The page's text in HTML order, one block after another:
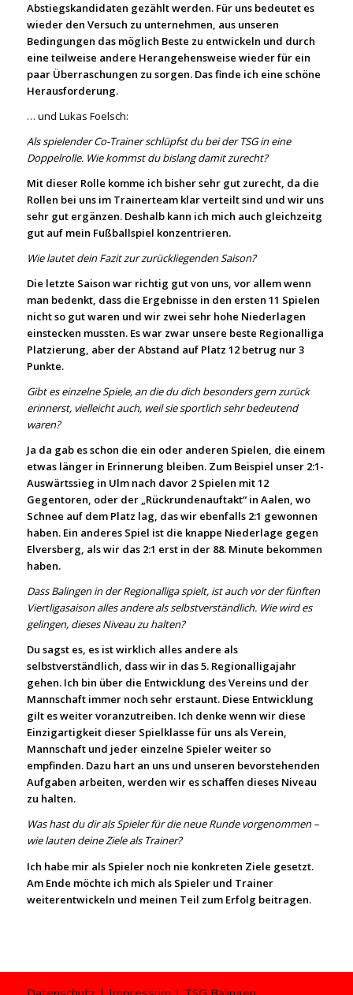
Abstiegskandidaten gezählt werden. Für uns bedeutet es
wieder den Versuch zu unternehmen, aus unseren
Bedingungen das möglich Beste zu entwickeln und durch
eine teilweise andere Herangehensweise wieder für ein
paar Überraschungen zu sorgen. Das finde ich eine schöne
Herausforderung.
… und Lukas Foelsch:
Als spielender Co-Trainer schlüpfst du bei der TSG in eine
Doppelrolle. Wie kommst du bislang damit zurecht?
Mit dieser Rolle komme ich bisher sehr gut zurecht, da die
Rollen bei uns im Trainerteam klar verteilt sind und wir uns
sehr gut ergänzen. Deshalb kann ich mich auch gleichzeitg
gut auf mein Fußballspiel konzentrieren.
Wie lautet dein Fazit zur zurückliegenden Saison?
Die letzte Saison war richtig gut von uns, vor allem wenn
man bedenkt, dass die Ergebnisse in den ersten 11 Spielen
nicht so gut waren und wir zwei sehr hohe Niederlagen
einstecken mussten. Es war zwar unsere beste Regionalliga
Platzierung, aber der Abstand auf Platz 12 betrug nur 3
Punkte.
Gibt es einzelne Spiele, an die du dich besonders gern zurück
erinnerst, vielleicht auch, weil sie sportlich sehr bedeutend
waren?
Ja da gab es schon die ein oder anderen Spielen, die einem
etwas länger in Erinnerung bleiben. Zum Beispiel unser 2:1-
Auswärtssieg in Ulm nach davor 2 Spielen mit 12
Gegentoren, oder der „Rückrundenauftakt“ in Aalen, wo
Schnee auf dem Platz lag, das wir ebenfalls 2:1 gewonnen
haben. Ein anderes Spiel ist die knappe Niederlage gegen
Elversberg, als wir das 2:1 erst in der 88. Minute bekommen
haben.
Dass Balingen in der Regionalliga spielt, ist auch vor der fünften
Viertligasaison alles andere als selbstverständlich. Wie wird es
gelingen, dieses Niveau zu halten?
Du sagst es, es ist wirklich alles andere als
selbstverständlich, dass wir in das 5. Regionalligajahr
gehen. Ich bin über die Entwicklung des Vereins und der
Mannschaft immer noch sehr erstaunt. Diese Entwicklung
gilt es weiter voranzutreiben. Ich denke wenn wir diese
Einzigartigkeit dieser Spielklasse für uns als Verein,
Mannschaft und jeder einzelne Spieler weiter so
empfinden. Dazu hart an uns und unseren bevorstehenden
Aufgaben arbeiten, werden wir es schaffen dieses Niveau
zu halten.
Was hast du dir als Spieler für die neue Runde vorgenommen –
wie lauten deine Ziele als Trainer?
Ich habe mir als Spieler noch nie konkreten Ziele gesetzt.
Am Ende möchte ich mich als Spieler und Trainer
weiterentwickeln und meinen Teil zum Erfolg beitragen.